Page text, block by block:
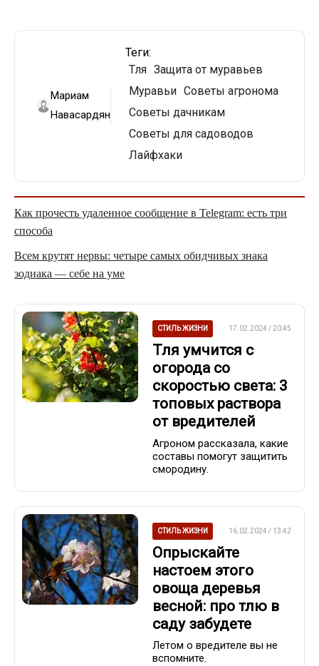
Мариам
Навасардян
Теги:
Тля Защита от муравьев
Муравьи Советы агронома
Советы дачникам
Советы для садоводов
Лайфхаки
Как прочесть удаленное сообщение в Telegram: есть три
способа
Всем крутят нервы: четыре самых обидчивых знака
зодиака — себе на уме
СТИЛЬ ЖИЗНИ 17.02.2024 / 20:45
Тля умчится с
огорода со
скоростью света: 3
топовых раствора
от вредителей
Агроном рассказала, какие
составы помогут защитить
смородину.
СТИЛЬ ЖИЗНИ 16.02.2024 / 13:42
Опрыскайте
настоем этого
овоща деревья
весной: про тлю в
саду забудете
Летом о вредителе вы не
вспомните.